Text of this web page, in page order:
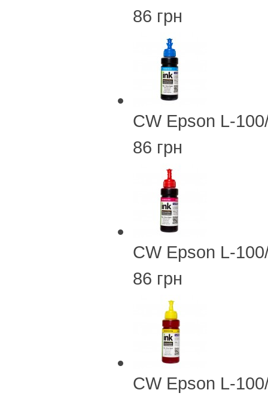
86 грн
CW Epson L-
86 грн
CW Epson L-
86 грн
CW Epson L-